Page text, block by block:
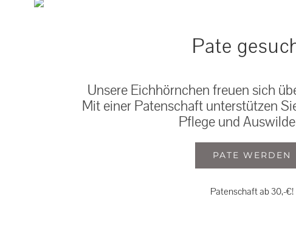
Pate
Unsere Eichhörnchen freuen sich
Mit einer Patenschaft unterstützen
Pflege und
PATE WERDEN
Patenschaft ab 30,-€!